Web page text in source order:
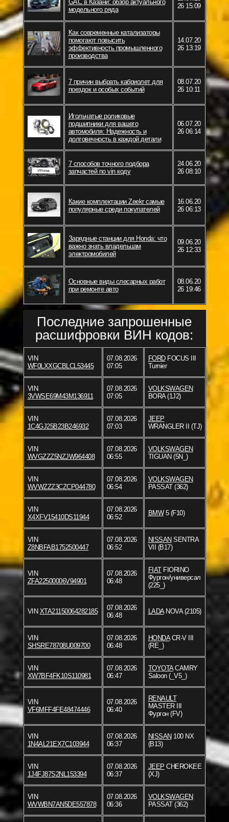
GAC в Казани: обзор актуального
модельного ряда
26 15:09
Как современные катализаторы
помогают повысить
эффективность промышленного
производства
14.07.20
26 13:19
7 причин выбрать кабриолет для
поездок и особых событий
08.07.20
26 10:11
Игольчатые роликовые
подшипники для вашего
автомобиля: Надежность и
долговечность в каждой детали
06.07.20
26 06:14
7 способов точного подбора
запчастей по vin коду
24.06.20
26 08:10
Какие комплектации Zeekr самые
популярные среди покупателей
16.06.20
26 06:13
Зарядные станции для Honda: что
важно знать владельцам
электромобилей
09.06.20
26 12:33
Основные виды слесарных работ
при ремонте авто
08.06.20
26 19:46
Последние запрошенные
расшифровки ВИН кодов:
VIN
WF0LXXGCBLCL53445
07.08.2026
07:05
FORDFOCUS III
Turnier
VIN
3VWSE69M43M136911
07.08.2026
07:05
VOLKSWAGEN
BORA (1J2)
VIN
1C4GJ25B23B246932
07.08.2026
07:03
JEEP
WRANGLER II (TJ)
VIN
WVGZZZ5NZJW964408
07.08.2026
06:55
VOLKSWAGEN
TIGUAN (5N_)
VIN
WVWZZZ3CZCP044780
07.08.2026
06:54
VOLKSWAGEN
PASSAT (362)
VIN
X4XFV15410DS11944
07.08.2026
06:52
BMW5 (F10)
VIN
Z8NBFAB1752500447
07.08.2026
06:52
NISSAN SENTRA
VII (B17)
VIN
ZFA22500006V94901
07.08.2026
06:48
FIATFIORINO
Фургон/универсал
(225_)
VIN XTA21150064282185
07.08.2026
06:48
LADANOVA (2105)
VIN
SHSRE78708U009700
07.08.2026
06:48
HONDACR-V III
(RE_)
VIN
XW7BF4FK10S110981
07.08.2026
06:47
TOYOTACAMRY
Saloon (_V5_)
VIN
VF6MFF4FE48474446
07.08.2026
06:40
RENAULT
MASTER III
Фургон (FV)
VIN
1N4AL21EX7C103944
07.08.2026
06:37
NISSAN 100 NX
(B13)
VIN
1J4FJ87S2NL153394
07.08.2026
06:37
JEEP CHEROKEE
(XJ)
VIN
WVWBN7AN5DE557878
07.08.2026
06:36
VOLKSWAGEN
PASSAT (362)